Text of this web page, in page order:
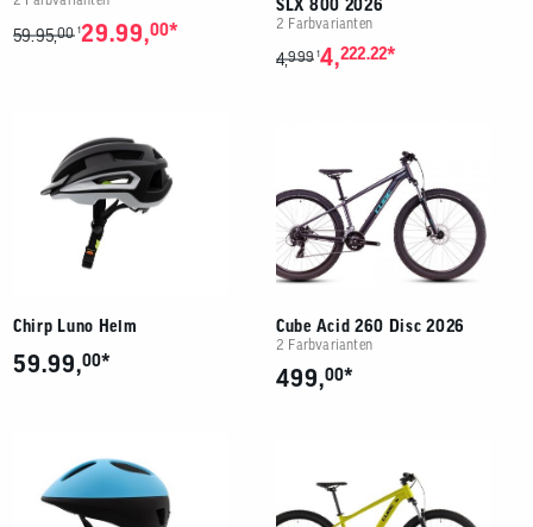
59.95,00 129.99,00*
SLX 800 2026
2 Farbvarianten
4,999 14,222.22*
Chirp Luno Helm
59.99,00*
Cube Acid 260 Disc 2026
2 Farbvarianten
499,00*